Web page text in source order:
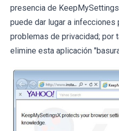
presencia de
puede dar lugar a
problemas de privacidad; por
elimine esta aplicación